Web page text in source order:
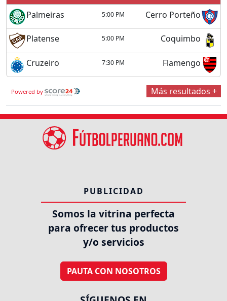
Palmeiras
5:00 PM Cerro Porteño
Platense 5:00 PM Coquimbo
Cruzeiro 7:30 PM Flamengo
Powered by Más resultados +
PUBLICIDAD
Somos la vitrina perfecta
para ofrecer tus productos
y/o servicios
PAUTA CON NOSOTROS